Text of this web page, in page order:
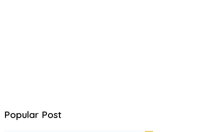
Popular Post